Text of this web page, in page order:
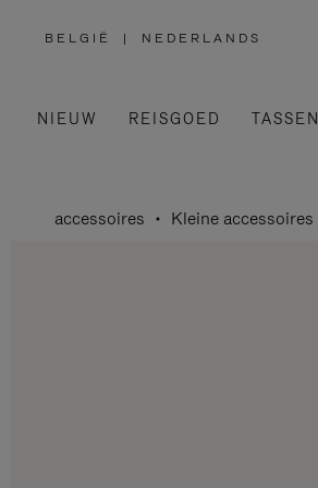
BELGIË
,
| NEDERLANDS
NIEUW REISGOED TASSEN
accessoires Kleine accessoires